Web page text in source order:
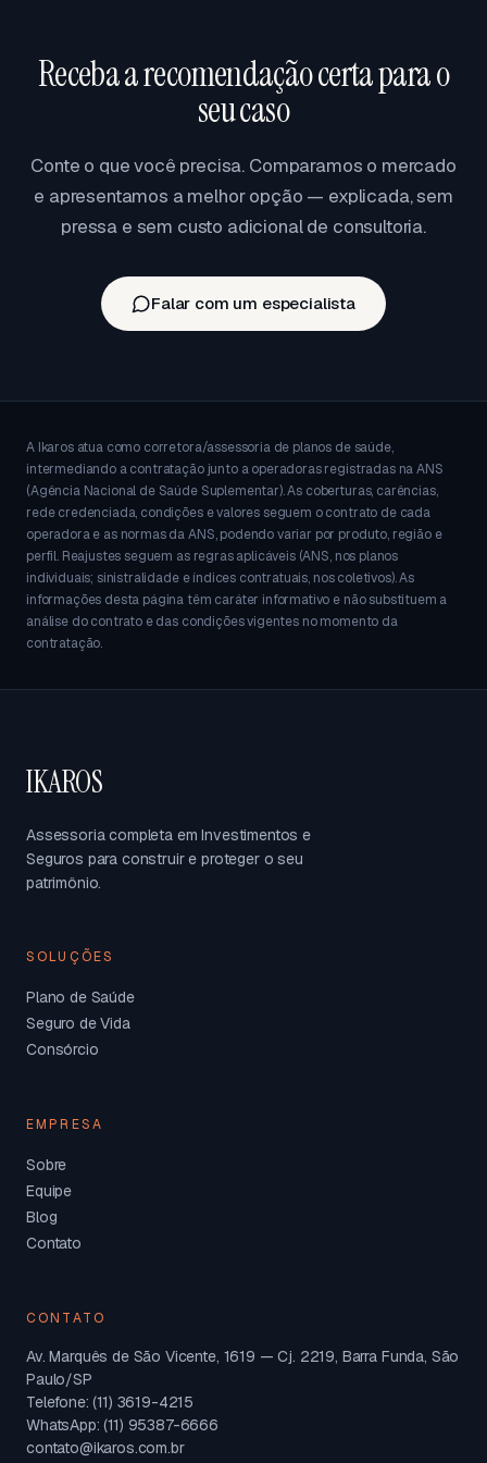
Receba a recomendação certa para o
seu caso
Conte o que você precisa. Comparamos o mercado
e apresentamos a melhor opção — explicada, sem
pressa e sem custo adicional de consultoria.
Falar com um especialista
A Ikaros atua como corretora/assessoria de planos de saúde,
intermediando a contratação junto a operadoras registradas na ANS
(Agência Nacional de Saúde Suplementar). As coberturas, carências,
rede credenciada, condições e valores seguem o contrato de cada
operadora e as normas da ANS, podendo variar por produto, região e
perfil. Reajustes seguem as regras aplicáveis (ANS, nos planos
individuais; sinistralidade e índices contratuais, nos coletivos). As
informações desta página têm caráter informativo e não substituem a
análise do contrato e das condições vigentes no momento da
contratação.
IKAROS
Assessoria completa em Investimentos e
Seguros para construir e proteger o seu
patrimônio.
SOLUÇÕES
Plano de Saúde
Seguro de Vida
Consórcio
EMPRESA
Sobre
Equipe
Blog
Contato
CONTATO
Av. Marquês de São Vicente, 1619 — Cj. 2219, Barra Funda, São
Paulo/SP
Telefone: (11) 3619-4215
WhatsApp: (11) 95387-6666
contato@ikaros.com.br